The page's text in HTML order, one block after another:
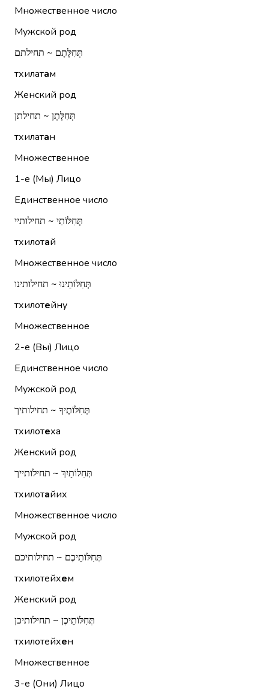
Множественное число
Мужской род
תְּחִלָּתָם ~ תחילתם
тхилатам
Женский род
תְּחִלָּתָן ~ תחילתן
тхилатан
Множественное
1-е (Мы) Лицо
Единственное число
תְּחִלּוֹתַי ~ תחילותיי
тхилотай
Множественное число
תְּחִלּוֹתֵינוּ ~ תחילותינו
тхилотейну
Множественное
2-е (Вы) Лицо
Единственное число
Мужской род
תְּחִלּוֹתֶיךָ ~ תחילותיך
тхилотеха
Женский род
תְּחִלּוֹתַיִךְ ~ תחילותייך
тхилотайих
Множественное число
Мужской род
תְּחִלּוֹתֵיכֶם ~ תחילותיכם
тхилотейхем
Женский род
תְּחִלּוֹתֵיכֶן ~ תחילותיכן
тхилотейхен
Множественное
3-е (Они) Лицо